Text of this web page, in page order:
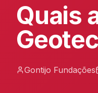
Quais
Gontijo Fundações